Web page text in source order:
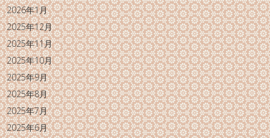
2026年1月
2025年12月
2025年11月
2025年10月
2025年9月
2025年8月
2025年7月
2025年6月